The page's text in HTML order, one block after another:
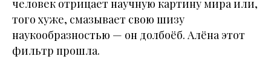
человек отрицает научную картину мира или,
того хуже, смазывает свою шизу
наукообразностью — он долбоёб. Алёна этот
фильтр прошла.